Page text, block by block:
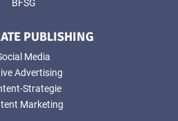
BFSG
PUBLISHING
Media
Advertising
Strategie
Marketing